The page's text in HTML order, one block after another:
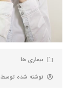
بیماری ها
نوشته شده توسط